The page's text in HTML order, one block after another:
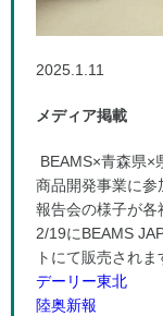
2025.1.11
メディア掲載
BEAMS×青森県×
商品開発事業に
報告会の様子が各
2/19にBEAMS
トにて販売されま
デーリー東北
陸奥新報